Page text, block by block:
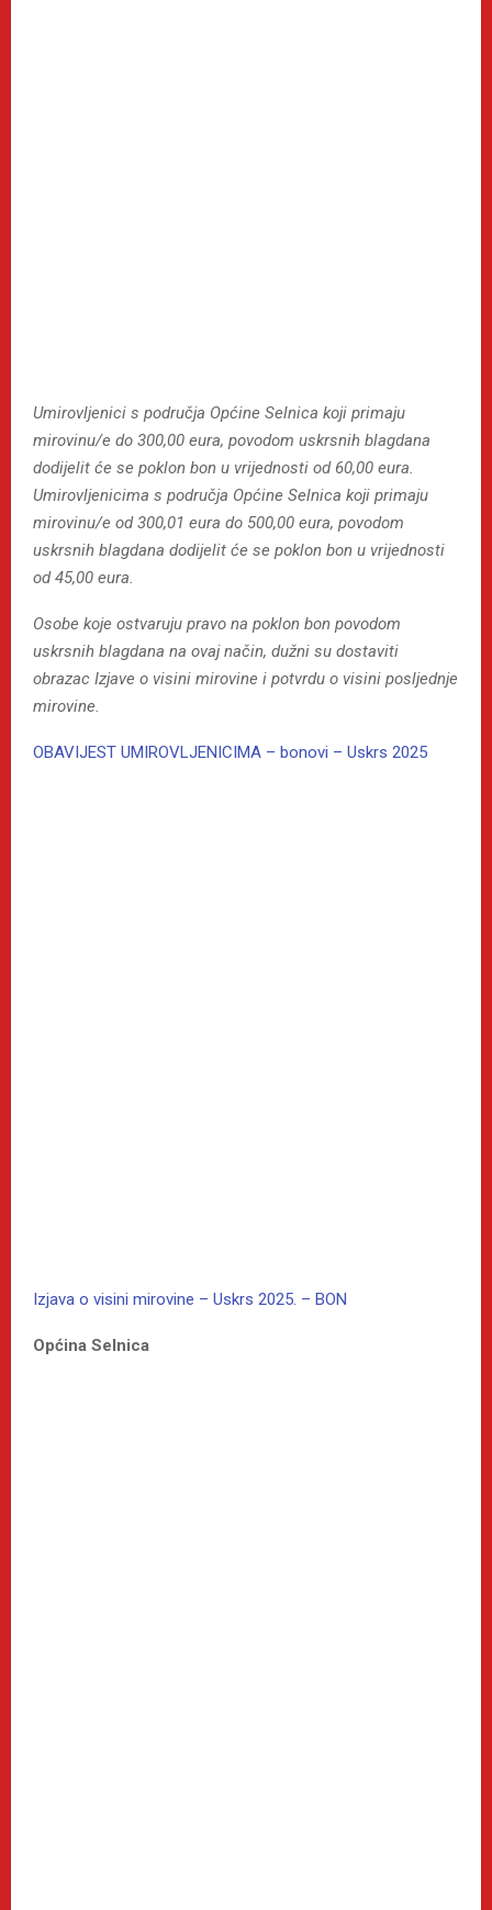
Umirovljenici s područja Općine Selnica koji primaju
mirovinu/e do 300,00 eura, povodom uskrsnih blagdana
dodijelit će se poklon bon u vrijednosti od 60,00 eura.
Umirovljenicima s područja Općine Selnica koji primaju
mirovinu/e od 300,01 eura do 500,00 eura, povodom
uskrsnih blagdana dodijelit će se poklon bon u vrijednosti
od 45,00 eura.
Osobe koje ostvaruju pravo na poklon bon povodom
uskrsnih blagdana na ovaj način, dužni su dostaviti
obrazac Izjave o visini mirovine i potvrdu o visini posljednje
mirovine.
OBAVIJEST UMIROVLJENICIMA – bonovi – Uskrs 2025
Izjava o visini mirovine – Uskrs 2025. – BON
Općina Selnica